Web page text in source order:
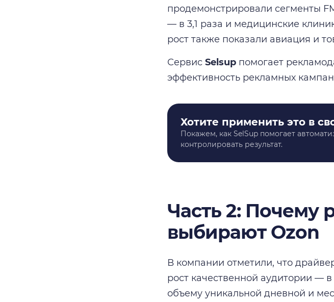
продемонстрировали сегменты
— в 3,1 раза и медицинские
рост также показали авиация и
Сервис Selsup помогает
эффективность рекламных
Хотите применить это в
Покажем, как SelSup помогает
контролировать результат.
Часть 2: Почему
выбирают Ozon
В компании отметили, что
рост качественной аудитории —
объему уникальной дневной и